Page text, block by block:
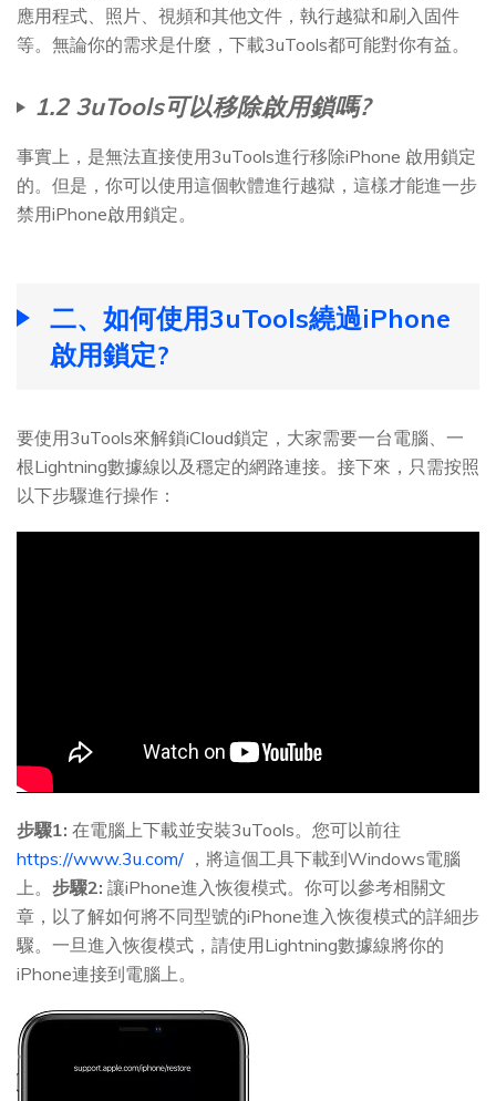
應用程式、照片、視頻和其他文件，執行越獄和刷入固件
等。無論你的需求是什麼，下載3uTools都可能對你有益。
1.2 3uTools可以移除啟用鎖嗎?
事實上，是無法直接使用3uTools進行移除iPhone 啟用鎖定
的。但是，你可以使用這個軟體進行越獄，這樣才能進一步
禁用iPhone啟用鎖定。
二、如何使用3uTools繞過iPhone
啟用鎖定?
要使用3uTools來解鎖iCloud鎖定，大家需要一台電腦、一
根Lightning數據線以及穩定的網路連接。接下來，只需按照
以下步驟進行操作：
步驟1: 在電腦上下載並安裝3uTools。您可以前往
https://www.3u.com/ ，將這個工具下載到Windows電腦
上。 步驟2: 讓iPhone進入恢復模式。你可以參考相關文
章，以了解如何將不同型號的iPhone進入恢復模式的詳細步
驟。一旦進入恢復模式，請使用Lightning數據線將你的
iPhone連接到電腦上。